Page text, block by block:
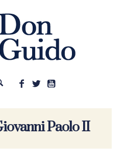
Paolo II